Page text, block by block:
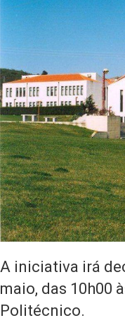
A iniciativa irá
maio, das 10h00
Politécnico.